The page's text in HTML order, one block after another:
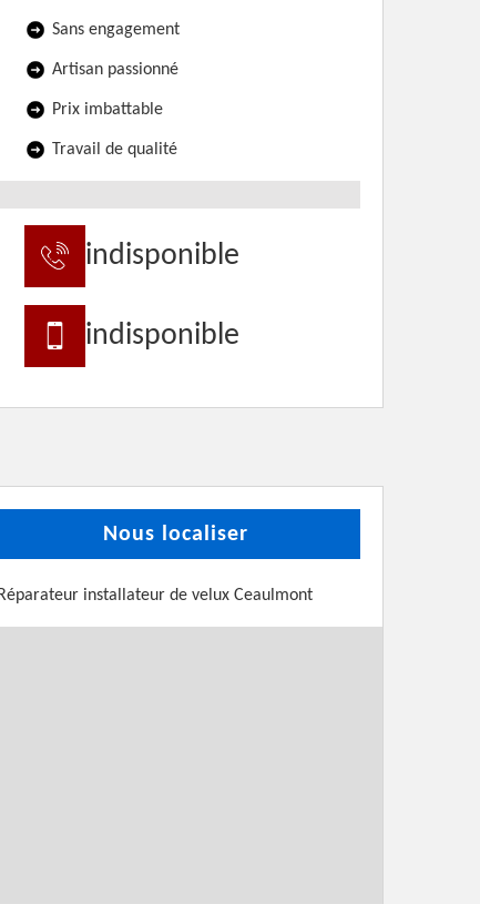
Sans engagement
Artisan passionné
Prix imbattable
Travail de qualité
indisponible
indisponible
Nous localiser
Réparateur installateur de velux Ceaulmont